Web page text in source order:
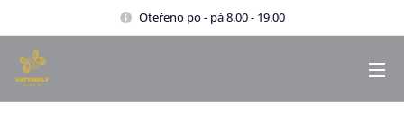
Oteřeno po - pá 8.00 - 19.00